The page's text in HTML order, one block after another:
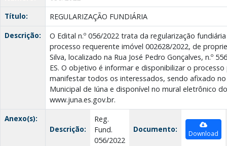
Título:
REGULARIZAÇÃO FUNDIÁRIA
Descrição:
O Edital n.º 056/2022 trata da regularização
processo requerente imóvel 002628/2022, de
Silva, localizado na Rua José Pedro Gonçalves, n.º
ES. O objetivo é informar e disponibilizar o
manifestar todos os interessados, sendo afixado
Municipal de Iúna e disponível no mural eletrônico
www.juna.es.gov.br.
Anexo(s):
Descrição:
Reg.
Fund.
056/2022
Documento: Download